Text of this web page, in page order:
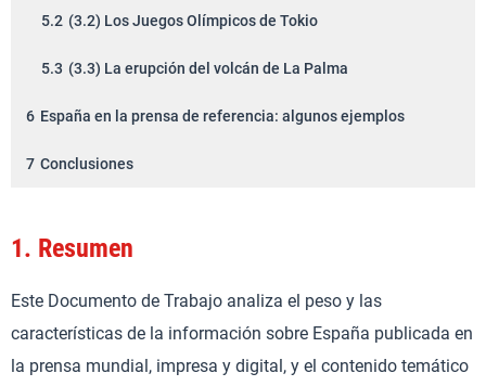
5.2 (3.2) Los Juegos Olímpicos de Tokio
5.3 (3.3) La erupción del volcán de La Palma
6 España en la prensa de referencia: algunos ejemplos
7 Conclusiones
1. Resumen
Este Documento de Trabajo analiza el peso y las
características de la información sobre España publicada en
la prensa mundial, impresa y digital, y el contenido temático